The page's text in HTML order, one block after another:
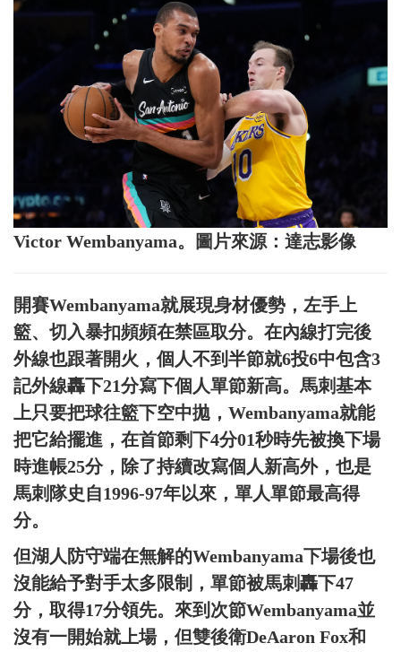
Victor Wembanyama。圖片來源：達志影像
開賽Wembanyama就展現身材優勢，左手上
籃、切入暴扣頻頻在禁區取分。在內線打完後
外線也跟著開火，個人不到半節就6投6中包含3
記外線轟下21分寫下個人單節新高。馬刺基本
上只要把球往籃下空中拋，Wembanyama就能
把它給擺進，在首節剩下4分01秒時先被換下場
時進帳25分，除了持續改寫個人新高外，也是
馬刺隊史自1996-97年以來，單人單節最高得
分。
但湖人防守端在無解的Wembanyama下場後也
沒能給予對手太多限制，單節被馬刺轟下47
分，取得17分領先。來到次節Wembanyama並
沒有一開始就上場，但雙後衛DeAaron Fox和